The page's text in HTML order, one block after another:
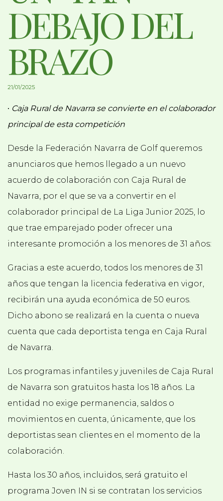
DEBAJO DEL
BRAZO
21/01/2025
• Caja Rural de Navarra se convierte en el colaborador
principal de esta competición
Desde la Federación Navarra de Golf queremos
anunciaros que hemos llegado a un nuevo
acuerdo de colaboración con Caja Rural de
Navarra, por el que se va a convertir en el
colaborador principal de La Liga Junior 2025, lo
que trae emparejado poder ofrecer una
interesante promoción a los menores de 31 años:
Gracias a este acuerdo, todos los menores de 31
años que tengan la licencia federativa en vigor,
recibirán una ayuda económica de 50 euros.
Dicho abono se realizará en la cuenta o nueva
cuenta que cada deportista tenga en Caja Rural
de Navarra.
Los programas infantiles y juveniles de Caja Rural
de Navarra son gratuitos hasta los 18 años. La
entidad no exige permanencia, saldos o
movimientos en cuenta, únicamente, que los
deportistas sean clientes en el momento de la
colaboración.
Hasta los 30 años, incluidos, será gratuito el
programa Joven IN si se contratan los servicios